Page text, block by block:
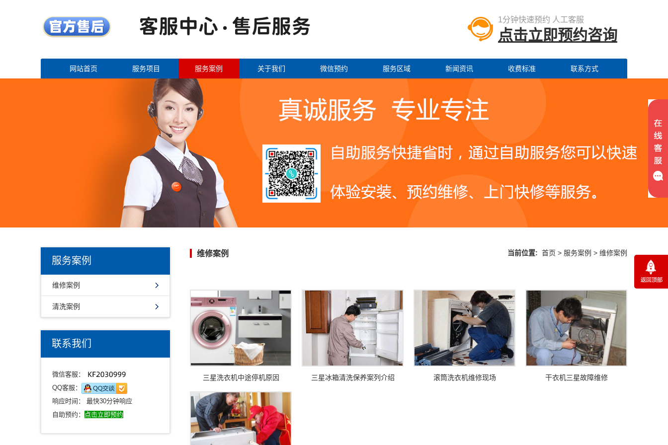
1分钟快速预约 人工客服
点击立即预约咨询
网站首页 服务项目 服务案例 关于我们 微信预约 服务区域 新闻资讯 收费标准 联系方式
服务案例
维修案例
清洗案例
联系我们
微信客服：
QQ客服：
响应时间： 最快30分钟响应
自助预约： 点击立即预约
维修案例 当前位置: 首页 > 服务案例 > 维修案例
三星洗衣机中途停机原因 三星冰箱清洗保养案列介绍 滚筒洗衣机维修现场 干衣机三星故障维修